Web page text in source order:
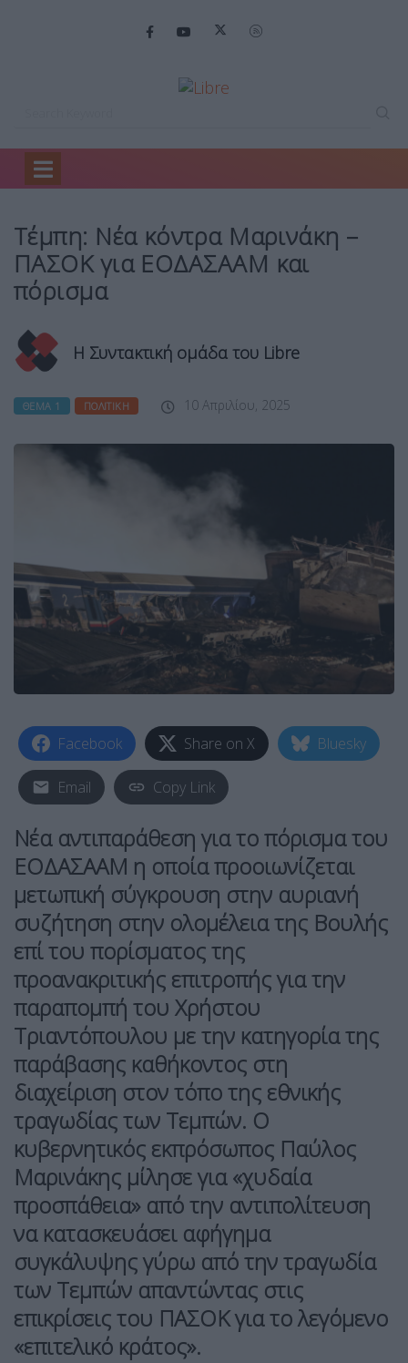
Home
Τέμπη: Νέα κόντρα Μαρινάκη –
ΠΑΣΟΚ για ΕΟΔΑΣΑΑΜ και
πόρισμα
Η Συντακτική ομάδα του Libre
ΘΈΜΑ 1 ΠΟΛΙΤΙΚΉ 10 Απριλίου, 2025
Facebook Share on X Bluesky
Email Copy Link
Νέα αντιπαράθεση για το πόρισμα του
ΕΟΔΑΣΑΑΜ η οποία προοιωνίζεται
μετωπική σύγκρουση στην αυριανή
συζήτηση στην ολομέλεια της Βουλής
επί του πορίσματος της
προανακριτικής επιτροπής για την
παραπομπή του Χρήστου
Τριαντόπουλου με την κατηγορία της
παράβασης καθήκοντος στη
διαχείριση στον τόπο της εθνικής
τραγωδίας των Τεμπών. Ο
κυβερνητικός εκπρόσωπος Παύλος
Μαρινάκης μίλησε για «χυδαία
προσπάθεια» από την αντιπολίτευση
να κατασκευάσει αφήγημα
συγκάλυψης γύρω από την τραγωδία
των Τεμπών απαντώντας στις
επικρίσεις του ΠΑΣΟΚ για το λεγόμενο
«επιτελικό κράτος».